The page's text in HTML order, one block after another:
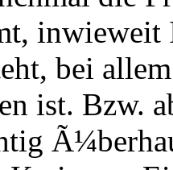
bei
ist. Bzw.